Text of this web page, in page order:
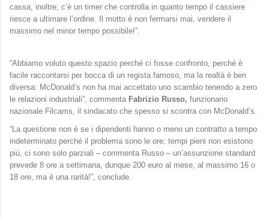
cassa, inoltre, c’è un timer che controlla in quanto tempo il cassiere
riesce a ultimare l’ordine. Il motto è non fermarsi mai, vendere il
massimo nel minor tempo possibile!”.
“Abbiamo voluto questo spazio perché ci fosse confronto, perché è
facile raccontarsi per bocca di un regista famoso, ma la realtà è ben
diversa: McDonald’s non ha mai accettato uno scambio tenendo a zero
le relazioni industriali”, commenta Fabrizio Russo, funzionario
nazionale Filcams, il sindacato che spesso si scontra con McDonald’s.
“La questione non è se i dipendenti hanno o meno un contratto a tempo
indeterminato perché il problema sono le ore: tempi pieni non esistono
più, ci sono solo parziali – commenta Russo – un’assunzione standard
prevede 8 ore a settimana, dunque 200 euro al mese, al massimo 16 o
18 ore, ma è una rarità!”, conclude.